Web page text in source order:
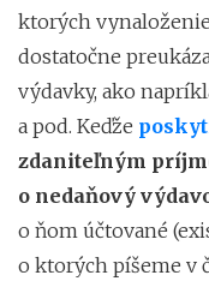
ktorých
dostatočne
výdavky, ako
a pod. Keďže
zdaniteľným
o nedaňový
o ňom účtované
o ktorých píšeme v